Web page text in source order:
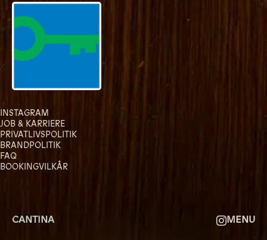
CANTINA
SHUFFLEBOARD & POOL
SPORTSBAR & KALENDER
FACILITETER
GALLERI
OM
FAQ
MENU
INSTAGRAM
JOB & KARRIERE
PRIVATLIVSPOLITIK
BRANDPOLITIK
FAQ
BOOKINGVILKÅR